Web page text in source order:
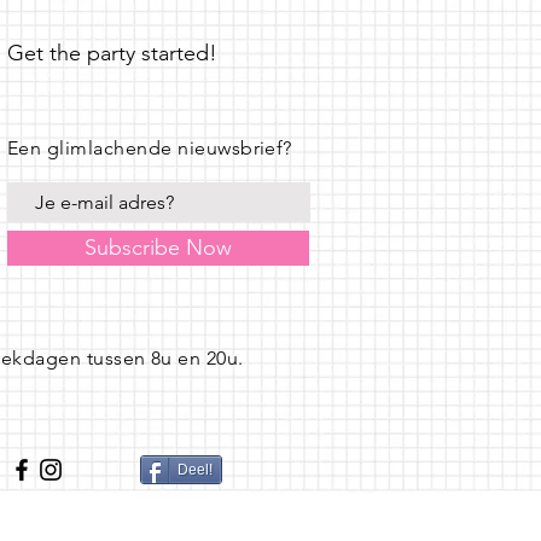
Get the party started!
tussen 8u en 20u.
Een glimlachende nieuwsbrief?
Subscribe Now
Deel!